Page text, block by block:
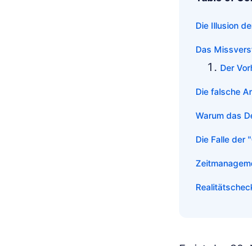
Die Illusion
Das
Der
Die falsche
Warum das
Die Falle der